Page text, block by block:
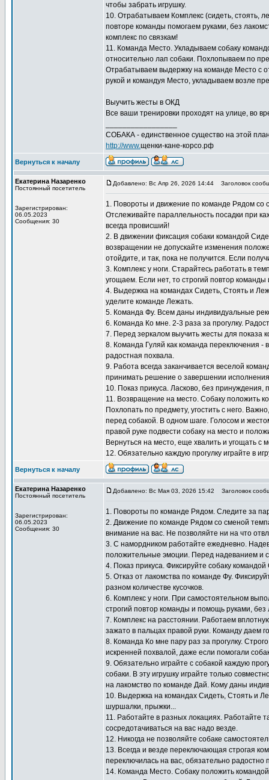
чтобы забрать игрушку.
10. Отрабатываем Комплекс (сидеть, стоять,
повторе команды помогаем руками, без
комплекс по связкам!
11. Команда Место. Укладываем собаку
относительно лап собаки. Похлопываем по
Отрабатываем выдержку на команде Место с
рукой и командуя Место, укладываем возле
Выучить жесты в ОКД
Все ваши тренировки проходят на улице, во
СОБАКА - единственное существо на этой
http://www.щенки-кане-корсо.рф
Вернуться к началу
Екатерина Назаренко
Постоянный посетитель
Зарегистрирован:
06.05.2023
Сообщения: 30
Добавлено: Вс Апр 26, 2026 14:44 Заголовок
1. Повороты и движение по команде Рядом со
Отслеживайте параллельность посадки при
всегда провисший!
2. В движении фиксация собаки командой
возвращении не допускайте изменения
отойдите, и так, пока не получится. Если
3. Комплекс у ноги. Старайтесь работать в
угощаем. Если нет, то строгий повтор
4. Выдержка на командах Сидеть, Стоять и
уделите команде Лежать.
5. Команда Фу. Всем даны индивидуальные
6. Команда Ко мне. 2-3 раза за прогулку.
7. Перед зеркалом выучить жесты для показа
8. Команда Гуляй как команда переключения -
радостная похвала.
9. Работа всегда заканчивается веселой
принимать решение о завершении
10. Показ прикуса. Ласково, без принуждения,
11. Возвращение на место. Собаку положить
Похлопать по предмету, угостить с него.
перед собакой. В одном шаге. Голосом и
правой руке подвести собаку на место и
Вернуться на место, еще хвалить и угощать с
12. Обязательно каждую прогулку играйте в
Вернуться к началу
Екатерина Назаренко
Постоянный посетитель
Зарегистрирован:
06.05.2023
Сообщения: 30
Добавлено: Вс Мая 03, 2026 15:42 Заголовок
1. Повороты по команде Рядом. Следите за
2. Движение по команде Рядом со сменой
внимание на вас. Не позволяйте ни на что
3. С намордником работайте ежедневно.
положительные эмоции. Перед надеванием и
4. Показ прикуса. Фиксируйте собаку
5. Отказ от лакомства по команде Фу.
разном количестве кусочков.
6. Комплекс у ноги. При самостоятельном
строгий повтор команды и помощь руками, без
7. Комплекс на расстоянии. Работаем
зажато в пальцах правой руки. Команду даем
8. Команда Ко мне пару раз за прогулку.
искренней похвалой, даже если помогали
9. Обязательно играйте с собакой каждую
собаки. В эту игрушку играйте только
на лакомство по команде Дай. Кому даны
10. Выдержка на командах Сидеть, Стоять и
шуршалки, прыжки...
11. Работайте в разных локациях. Работайте
сосредотачиваться на вас надо везде.
12. Никогда не позволяйте собаке
13. Всегда и везде переключающая строгая
переключилась на вас, обязательно радостно
14. Команда Место. Собаку положить